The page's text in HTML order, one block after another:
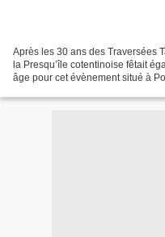
Après les 30 ans des Traversées
la Presqu’île cotentinoise fêtait
âge pour cet évènement situé à